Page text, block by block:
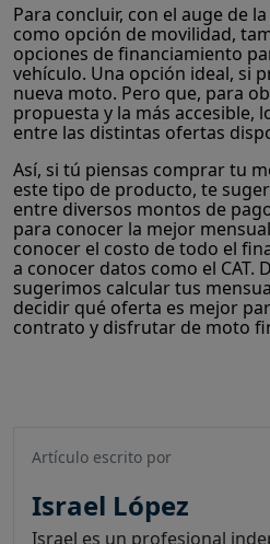
Para concluir, con el auge de
como opción de movilidad,
opciones de financiamiento
vehículo. Una opción ideal, si
nueva moto. Pero que, para
propuesta y la más accesible,
entre las distintas ofertas
Así, si tú piensas comprar tu
este tipo de producto, te
entre diversos montos de
para conocer la mejor
conocer el costo de todo el
a conocer datos como el CAT.
sugerimos calcular tus
decidir qué oferta es mejor
contrato y disfrutar de moto
Artículo escrito por
Israel López
Israel es un profesional